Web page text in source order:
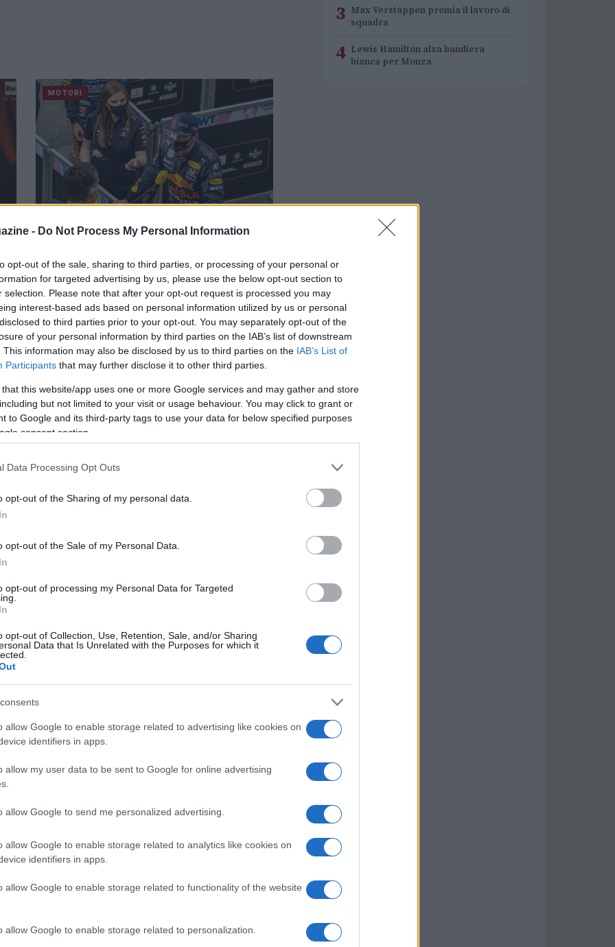
- Do Not Process My Personal Information
opt-out of the sale, sharing to third parties, or processing of your personal or
for targeted advertising by us, please use the below opt-out section to
selection. Please note that after your opt-out request is processed you may
interest-based ads based on personal information utilized by us or personal
to third parties prior to your opt-out. You may separately opt-out of the
of your personal information by third parties on the IAB’s list of downstream
This information may also be disclosed by us to third parties on the IAB’s List of
Participants that may further disclose it to other third parties.
that this website/app uses one or more Google services and may gather and store
but not limited to your visit or usage behaviour. You may click to grant or
to Google and its third-party tags to use your data for below specified purposes
consent section.
Data Processing Opt Outs
opt-out of the Sharing of my personal data.
opt-out of the Sale of my Personal Data.
opt-out of processing my Personal Data for Targeted
opt-out of Collection, Use, Retention, Sale, and/or Sharing
Data that Is Unrelated with the Purposes for which it
allow Google to enable storage related to advertising like cookies on
identifiers in apps.
allow my user data to be sent to Google for online advertising
allow Google to send me personalized advertising.
allow Google to enable storage related to analytics like cookies on
identifiers in apps.
allow Google to enable storage related to functionality of the website
allow Google to enable storage related to personalization.
MOTORI
Red Bull ai piedi di Max
Il consigliere Marko: "Con lui mi sento quasi
rilassato".
Redazione Sport Magazine · 8 Nov 2021
MOTORI
Marko: “Dobbiamo vincere almeno
MOTORI
3 Max Verstappen premia il lavoro di
squadra
4 Lewis Hamilton alza bandiera
bianca per Monza